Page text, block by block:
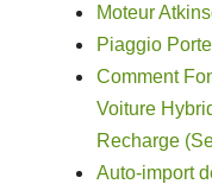
Moteur
Piaggio
Comment
Voiture
Recharge
Auto-import